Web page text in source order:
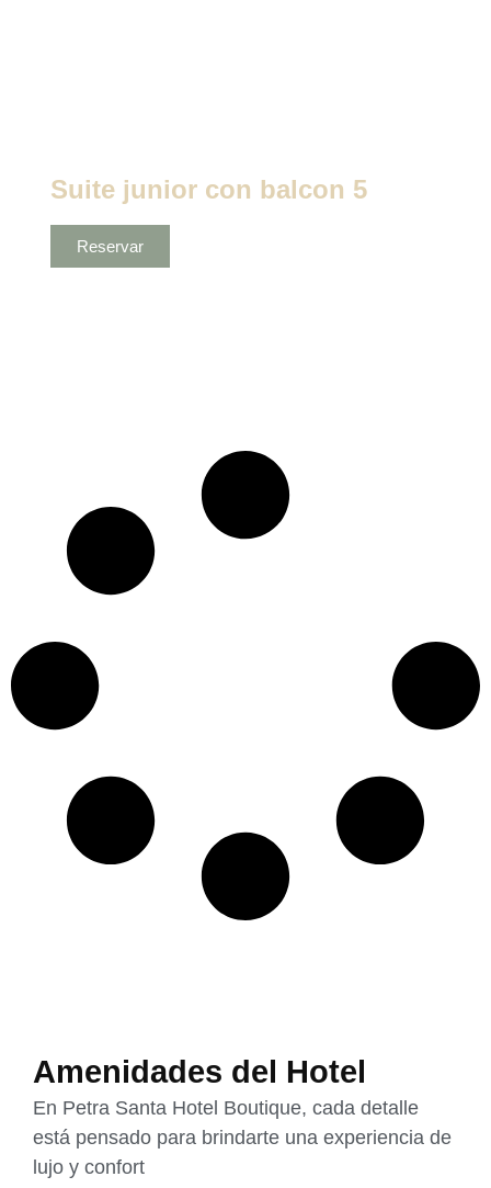
Suite junior con balcon 5
Reservar
Amenidades del Hotel
En Petra Santa Hotel Boutique, cada detalle
está pensado para brindarte una experiencia de
lujo y confort